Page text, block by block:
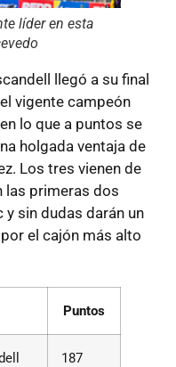
líder en esta
llegó a su final
vigente campeón
lo que a puntos se
holgada ventaja de
Los tres vienen de
las primeras dos
sin dudas darán un
el cajón más alto
Puntos
187